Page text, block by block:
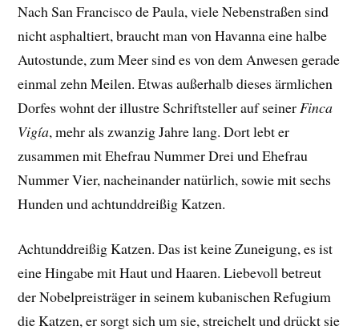
Nach San Francisco de Paula, viele Nebenstraßen sind
nicht asphaltiert, braucht man von Havanna eine halbe
Autostunde, zum Meer sind es von dem Anwesen gerade
einmal zehn Meilen. Etwas außerhalb dieses ärmlichen
Dorfes wohnt der illustre Schriftsteller auf seiner Finca
Vigía, mehr als zwanzig Jahre lang. Dort lebt er
zusammen mit Ehefrau Nummer Drei und Ehefrau
Nummer Vier, nacheinander natürlich, sowie mit sechs
Hunden und achtunddreißig Katzen.
Achtunddreißig Katzen. Das ist keine Zuneigung, es ist
eine Hingabe mit Haut und Haaren. Liebevoll betreut
der Nobelpreisträger in seinem kubanischen Refugium
die Katzen, er sorgt sich um sie, streichelt und drückt sie